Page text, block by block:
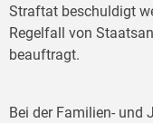
Straftat beschuldigt
Regelfall von
beauftragt.
Bei der Familien- und